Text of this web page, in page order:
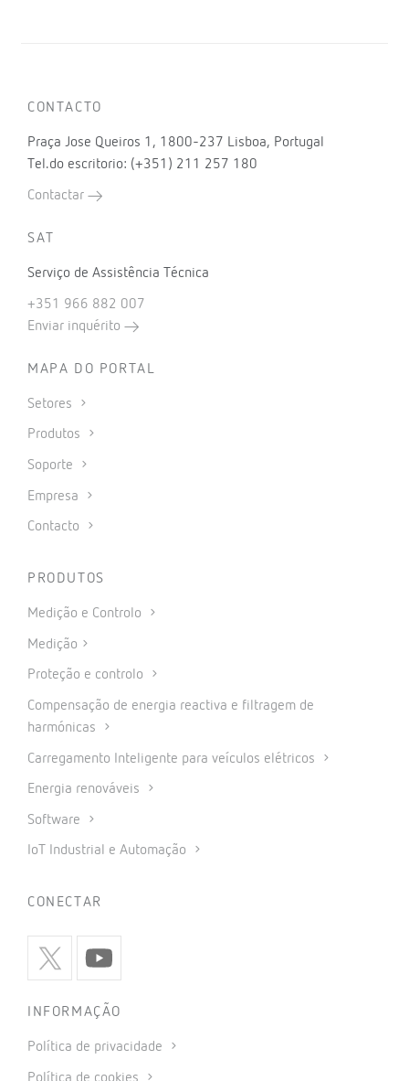
CONTACTO
Praça Jose Queiros 1, 1800-237 Lisboa, Portugal
Tel.do escritorio: (+351) 211 257 180
Contactar
SAT
Serviço de Assistência Técnica
+351 966 882 007
Enviar inquérito
MAPA DO PORTAL
Setores
Produtos
Soporte
Empresa
Contacto
PRODUTOS
Medição e Controlo
Medição
Proteção e controlo
Compensação de energia reactiva e filtragem de
harmónicas
Carregamento Inteligente para veículos elétricos
Energia renováveis
Software
IoT Industrial e Automação
CONECTAR
INFORMAÇÃO
Política de privacidade